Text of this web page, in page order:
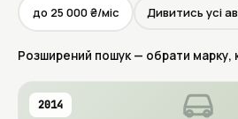
до 25 000 ₴/міс Дивитись усі
Розширений пошук — обрати марку,
2014